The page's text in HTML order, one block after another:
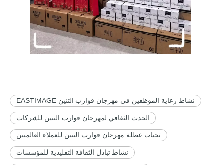
نشاط رعاية الموظفين في مهرجان قوارب التنين EASTIMAGE
الحدث الثقافي لمهرجان قوارب التنين للشركات
تحيات عطلة مهرجان قوارب التنين للعملاء العالميين
نشاط تبادل الثقافة التقليدية للمؤسسات